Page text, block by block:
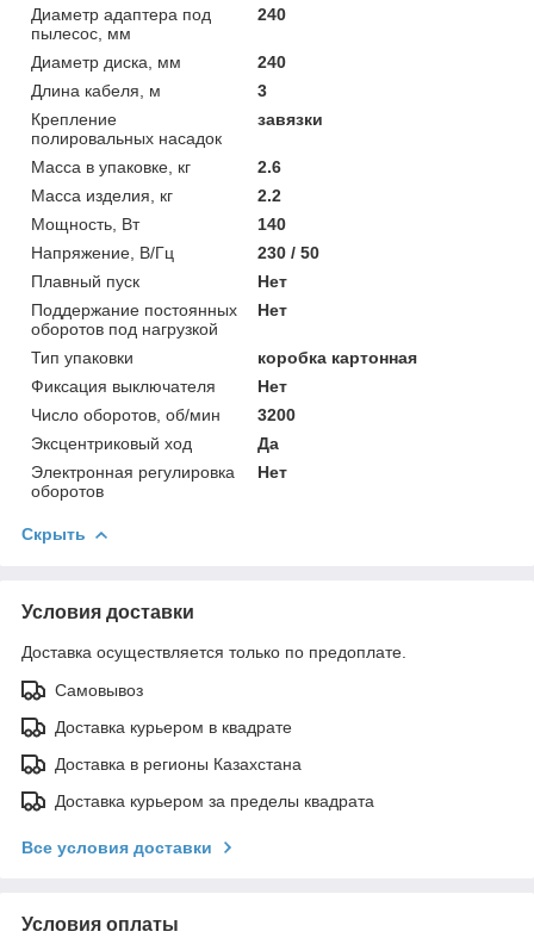
Диаметр адаптера под
пылесос, мм
240
Диаметр диска, мм
240
Длина кабеля, м
3
Крепление
полировальных насадок
завязки
Масса в упаковке, кг
2.6
Масса изделия, кг
2.2
Мощность, Вт
140
Напряжение, В/Гц
230 / 50
Плавный пуск
Нет
Поддержание постоянных
оборотов под нагрузкой
Нет
Тип упаковки
коробка картонная
Фиксация выключателя
Нет
Число оборотов, об/мин
3200
Эксцентриковый ход
Да
Электронная регулировка
оборотов
Нет
Скрыть
Условия доставки
Доставка осуществляется только по предоплате.
Самовывоз
Доставка курьером в квадрате
Доставка в регионы Казахстана
Доставка курьером за пределы квадрата
Все условия доставки
Условия оплаты